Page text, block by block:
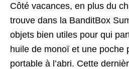
Côté vacances, en plus du
trouve dans la BanditBox
objets bien utiles pour qui
huile de monoï et une poche
portable à l’abri. Cette